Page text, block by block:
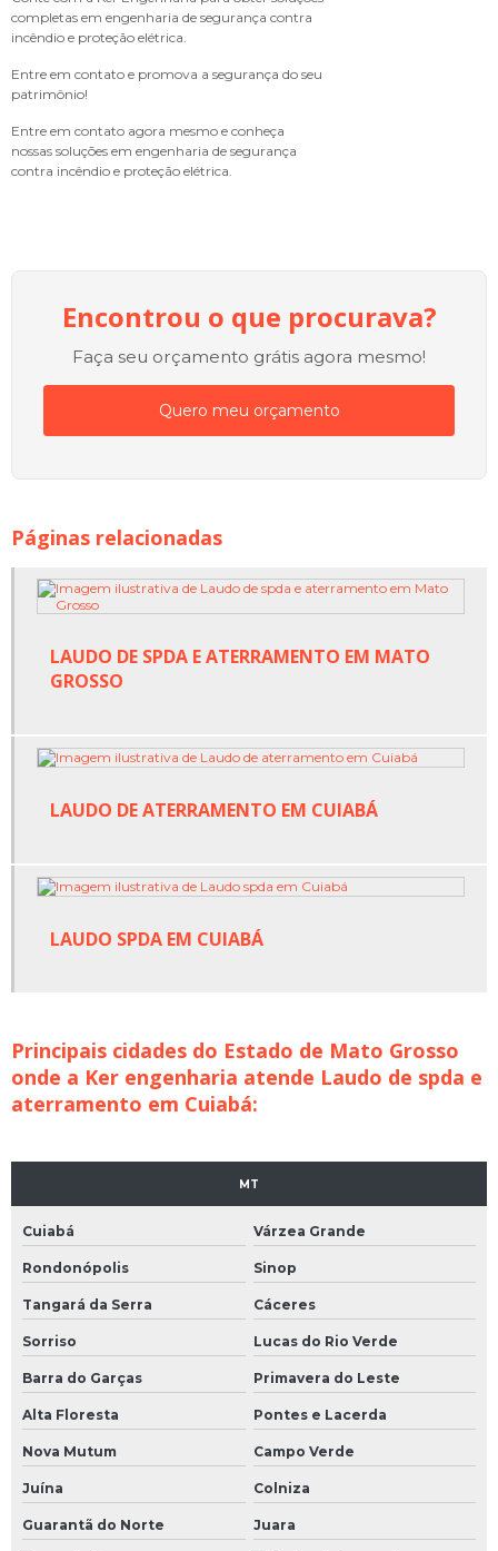
completas em engenharia de segurança contra
incêndio e proteção elétrica.
Entre em contato e promova a segurança do seu
patrimônio!
Entre em contato agora mesmo e conheça
nossas soluções em engenharia de segurança
contra incêndio e proteção elétrica.
Encontrou o que procurava?
Faça seu orçamento grátis agora mesmo!
Quero meu orçamento
Páginas relacionadas
LAUDO DE SPDA E ATERRAMENTO EM MATO
GROSSO
LAUDO DE ATERRAMENTO EM CUIABÁ
LAUDO SPDA EM CUIABÁ
Principais cidades do Estado de Mato Grosso
onde a Ker engenharia atende Laudo de spda e
aterramento em Cuiabá:
MT
Cuiabá Várzea Grande
Rondonópolis Sinop
Tangará da Serra Cáceres
Sorriso Lucas do Rio Verde
Barra do Garças Primavera do Leste
Alta Floresta Pontes e Lacerda
Nova Mutum Campo Verde
Juína Colniza
Guarantã do Norte Juara